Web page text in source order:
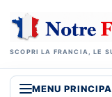
SCOPRI LA FRANCIA, LE
MENU